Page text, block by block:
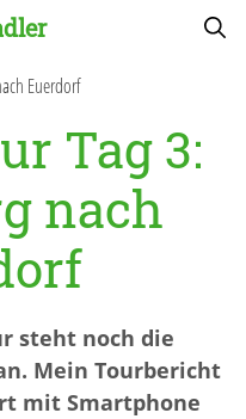
Euerdorf
Tag 3:
nach
steht noch die
Mein Tourbericht
mit Smartphone